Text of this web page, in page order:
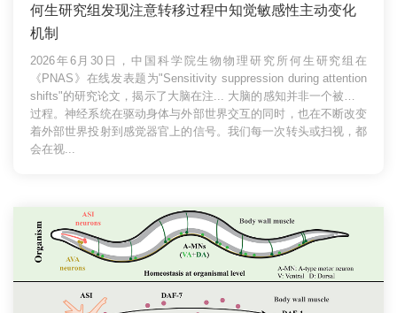
何生研究组发现注意转移过程中知觉敏感性主动变化
机制
2026年6月30日，中国科学院生物物理研究所何生研究组在
《PNAS》在线发表题为"Sensitivity suppression during attention
shifts"的研究论文，揭示了大脑在注...
大脑的感知并非一个被动的
过程。神经系统在驱动身体与外部世界交互的同时，也在不断改变
着外部世界投射到感觉器官上的信号。我们每一次转头或扫视，都
会在视...